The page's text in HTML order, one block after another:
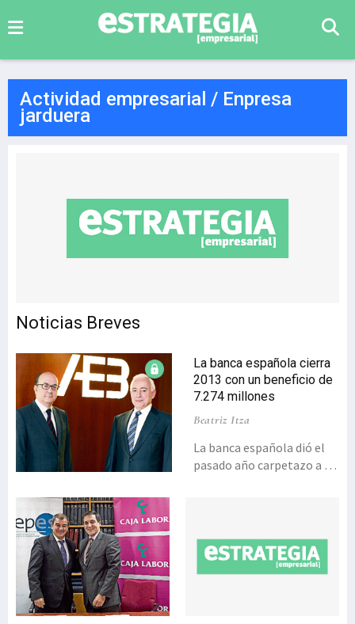
Actividad empresarial / Enpresa
jarduera
Noticias Breves
La banca española cierra
2013 con un beneficio de
7.274 millones
Beatriz Itza
La banca española dió el
pasado año carpetazo a la
de euros, dejando atrás la
situación de pérdidas
registrada en 2012, como